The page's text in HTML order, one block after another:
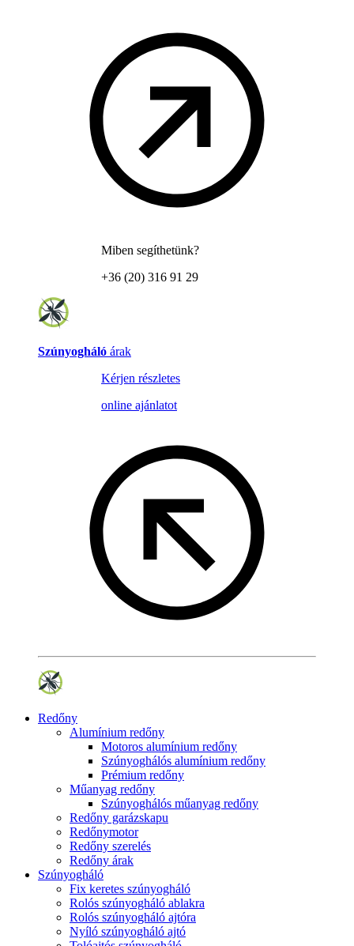
Miben segíthetünk?
+36 (20) 316 91 29
Szúnyogháló árak
Kérjen részletes
online ajánlatot
Redőny
Alumínium redőny
Motoros alumínium redőny
Szúnyoghálós alumínium redőny
Prémium redőny
Műanyag redőny
Szúnyoghálós műanyag redőny
Redőny garázskapu
Redőnymotor
Redőny szerelés
Redőny árak
Szúnyogháló
Fix keretes szúnyogháló
Rolós szúnyogháló ablakra
Rolós szúnyogháló ajtóra
Nyíló szúnyogháló ajtó